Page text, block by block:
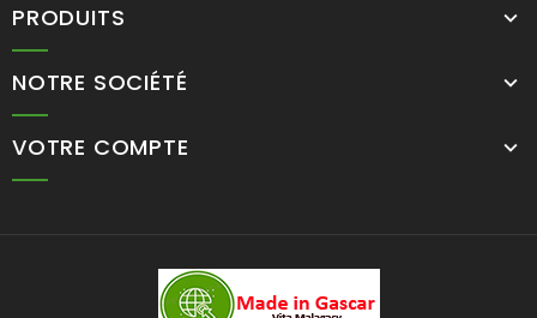
PRODUITS
NOTRE SOCIÉTÉ
VOTRE COMPTE